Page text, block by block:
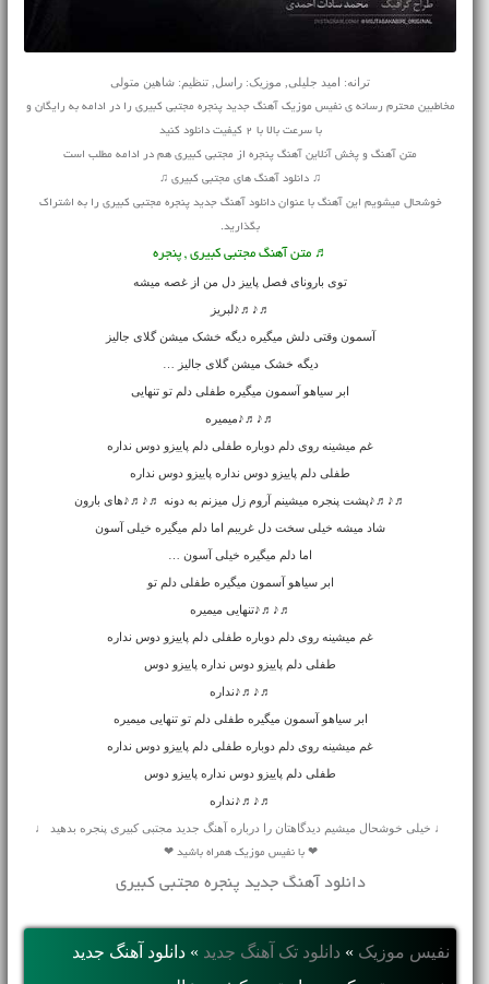
ترانه: امید جلیلی, موزیک: راسل, تنظیم: شاهین متولی
مخاطبین محترم رسانه ی نفیس موزیک آهنگ جدید پنجره مجتبی کبیری را در ادامه به رایگان و
با سرعت بالا با 2 کیفیت دانلود کنید
متن آهنگ و پخش آنلاین آهنگ پنجره از مجتبی کبیری هم در ادامه مطلب است
♫ دانلود آهنگ های مجتبی کبیری ♫
خوشحال میشویم این آهنگ با عنوان دانلود آهنگ جدید پنجره مجتبی کبیری را به اشتراک
بگذارید.
♬ متن آهنگ مجتبی کبیری , پنجره
توی بارونای فصل پاییز دل من از غصه میشه
♬♪♬♪لبریز
آسمون وقتی دلش میگیره دیگه خشک میشن گلای جالیز
دیگه خشک میشن گلای جالیز …
ابر سیاهو آسمون میگیره طفلی دلم تو تنهایی
♬♪♬♪میمیره
غم میشینه روی دلم دوباره طفلی دلم پاییزو دوس نداره
طفلی دلم پاییزو دوس نداره پاییزو دوس نداره
♬♪♬♪پشت پنجره میشینم آروم زل میزنم به دونه ♬♪♬♪های بارون
شاد میشه خیلی سخت دل غریبم اما دلم میگیره خیلی آسون
اما دلم میگیره خیلی آسون …
ابر سیاهو آسمون میگیره طفلی دلم تو
♬♪♬♪تنهایی میمیره
غم میشینه روی دلم دوباره طفلی دلم پاییزو دوس نداره
طفلی دلم پاییزو دوس نداره پاییزو دوس
♬♪♬♪نداره
ابر سیاهو آسمون میگیره طفلی دلم تو تنهایی میمیره
غم میشینه روی دلم دوباره طفلی دلم پاییزو دوس نداره
طفلی دلم پاییزو دوس نداره پاییزو دوس
♬♪♬♪نداره
♩ خیلی خوشحال میشیم دیدگاهتان را درباره آهنگ جدید مجتبی کبیری پنجره بدهید ♩
❤ با نفیس موزیک همراه باشید ❤
دانلود آهنگ جدید پنجره مجتبی کبیری
نفیس موزیک » دانلود تک آهنگ جدید » دانلود آهنگ جديد